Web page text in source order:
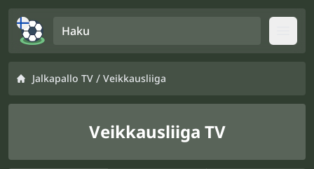
Jalkapallo TV / Veikkausliiga
Veikkausliiga TV